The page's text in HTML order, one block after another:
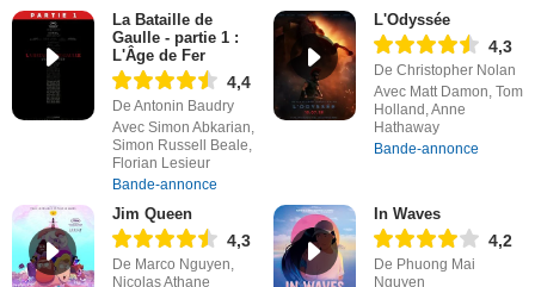
La Bataille de
Gaulle - partie 1 :
L'Âge de Fer
4,4
De Antonin Baudry
Avec Simon Abkarian,
Simon Russell Beale,
Florian Lesieur
Bande-annonce
L'Odyssée
4,3
De Christopher Nolan
Avec Matt Damon, Tom
Holland, Anne
Hathaway
Bande-annonce
Jim Queen
4,3
De Marco Nguyen,
Nicolas Athane
In Waves
4,2
De Phuong Mai
Nguyen